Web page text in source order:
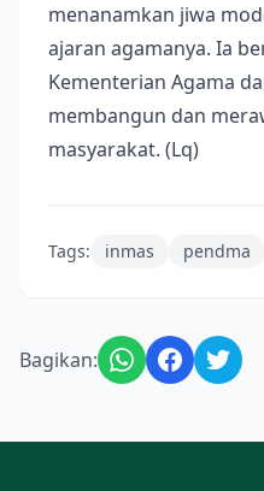
menanamkan jiwa
ajaran agamanya. Ia
Kementerian Agama
membangun dan
masyarakat. (Lq)
Tags: inmas pendma
Bagikan: